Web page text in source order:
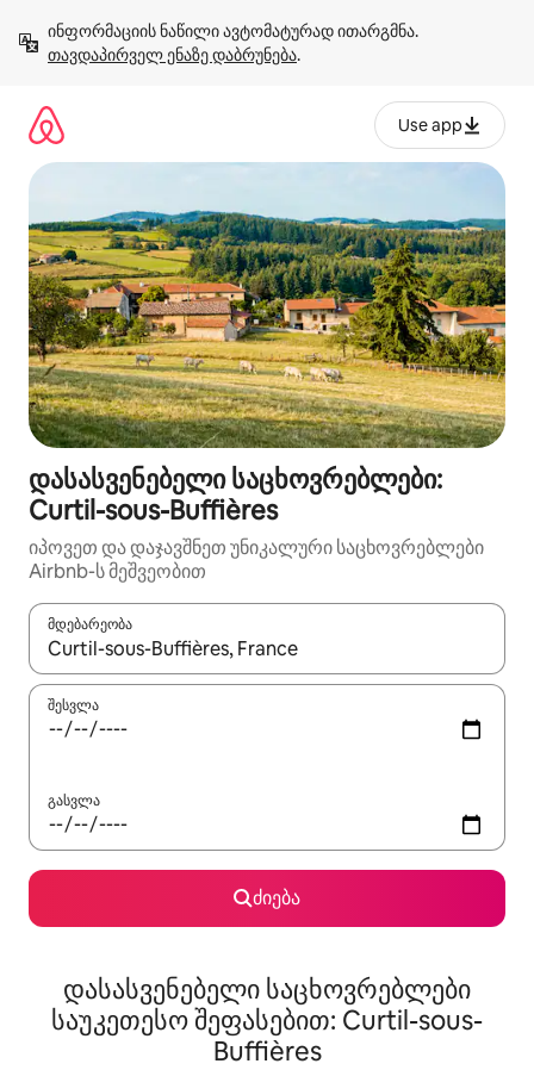
გადასვლა
თავდაპირველ ენაზე დაბრუნება.
Use app
დასასვენებელი საცხოვრებლები:
Curtil-sous-Buffières
იპოვეთ და დაჯავშნეთ უნიკალური საცხოვრებლები
Airbnb-ს მეშვეობით
მდებარეობა
როცა შედეგები ხელმისაწვდომი გახდება, ნავიგაციისთვის
შესვლა
გასვლა
ძიება
დასასვენებელი საცხოვრებლები
საუკეთესო შეფასებით: Curtil-sous-
Buffières